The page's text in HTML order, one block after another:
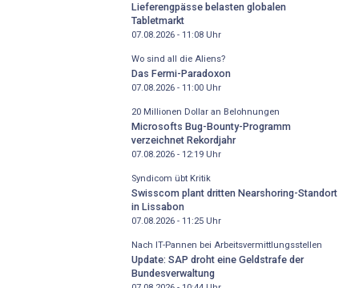
Lieferengpässe belasten globalen
Tabletmarkt
07.08.2026 - 11:08Uhr
Wo sind all die Aliens?
Das Fermi-Paradoxon
07.08.2026 - 11:00Uhr
20 Millionen Dollar an Belohnungen
Microsofts Bug-Bounty-Programm
verzeichnet Rekordjahr
07.08.2026 - 12:19Uhr
Syndicom übt Kritik
Swisscom plant dritten Nearshoring-Standort
in Lissabon
07.08.2026 - 11:25Uhr
Nach IT-Pannen bei Arbeitsvermittlungsstellen
Update: SAP droht eine Geldstrafe der
Bundesverwaltung